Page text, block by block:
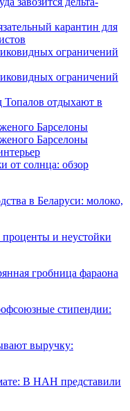
карантин для
ограничений
ограничений
Топалов отдыхают в
Барселоны
Барселоны
от солнца: обзор
в Беларуси: молоко,
и неустойки
гробница фараона
стипендии:
выручку:
В НАН представили